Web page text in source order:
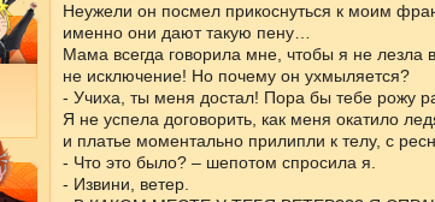
Неужели он посмел прикоснуться к моим
именно они дают такую пену…
Мама всегда говорила мне, чтобы я не лезла
не исключение! Но почему он ухмыляется?
- Учиха, ты меня достал! Пора бы тебе рожу
Я не успела договорить, как меня окатило
и платье моментально прилипли к телу, с
- Что это было? – шепотом спросила я.
- Извини, ветер.